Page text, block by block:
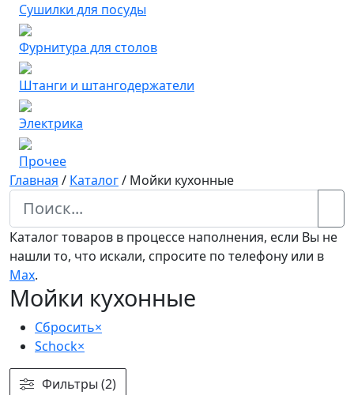
Сушилки для посуды
Фурнитура для столов
Штанги и штангодержатели
Электрика
Прочее
Главная / Каталог/ Мойки кухонные
Каталог товаров в процессе наполнения, если Вы не
нашли то, что искали, спросите по телефону или в
Мах.
Мойки кухонные
Сбросить×
Schock×
Фильтры (2)